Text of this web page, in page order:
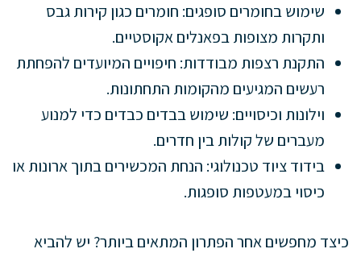
שימוש בחומרים סופגים: חומרים כגון קירות גבס
ותקרות מצופות בפאנלים אקוסטיים.
התקנת רצפות מבודדות: חיפויים המיועדים להפחתת
רעשים המגיעים מהקומות התחתונות.
וילונות וכיסויים: שימוש בבדים כבדים כדי למנוע
מעברים של קולות בין חדרים.
בידוד ציוד טכנולוגי: הנחת המכשירים בתוך ארונות או
כיסוי במעטפות סופגות.
כיצד מחפשים אחר הפתרון המתאים ביותר? יש להביא